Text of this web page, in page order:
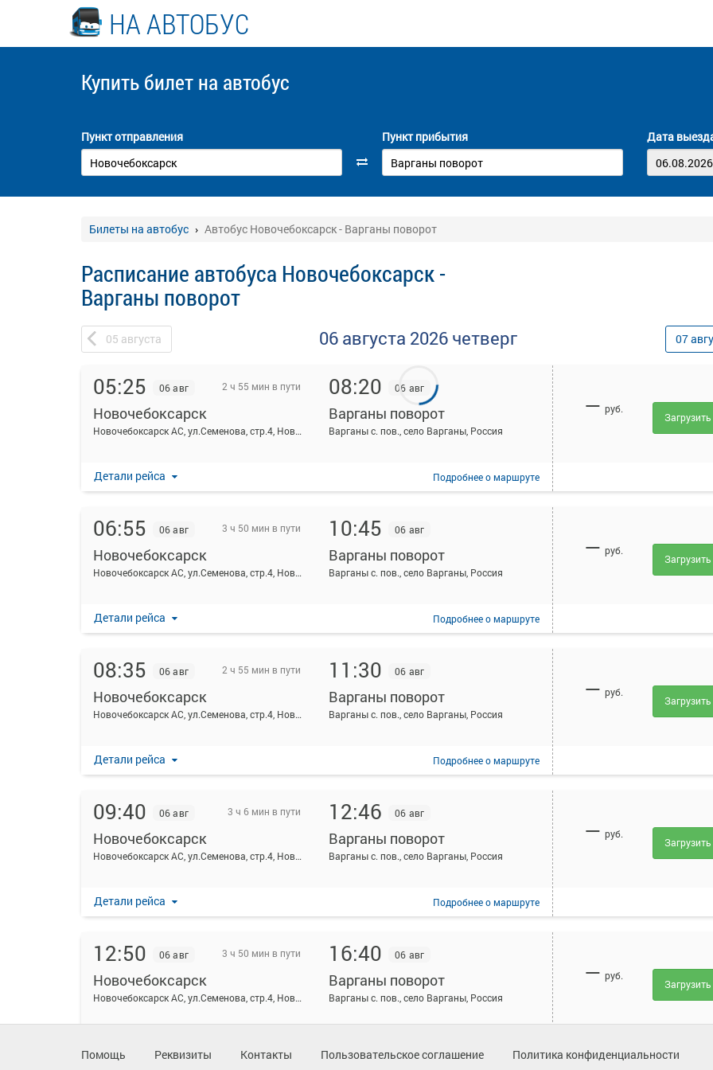
НА АВТОБУС
Купить билет на автобус
Пункт отправления Пункт прибытия Дата
Билеты на автобус Автобус Новочебоксарск - Варганы поворот
Расписание автобуса Новочебоксарск -
Варганы поворот
05 августа 06 августа 2026 четверг 07
05:25 06 авг 2 ч 55 мин в пути
Новочебоксарск
Новочебоксарск АС, ул.Семенова, стр.4, Новочебоксарск, Россия
08:20 06 авг
Варганы поворот
Варганы с. пов., село Варганы, Россия
Детали рейса Подробнеео маршруте
— руб.
06:55 06 авг 3 ч 50 мин в пути
Новочебоксарск
Новочебоксарск АС, ул.Семенова, стр.4, Новочебоксарск, Россия
10:45 06 авг
Варганы поворот
Варганы с. пов., село Варганы, Россия
Детали рейса Подробнеео маршруте
— руб.
08:35 06 авг 2 ч 55 мин в пути
Новочебоксарск
Новочебоксарск АС, ул.Семенова, стр.4, Новочебоксарск, Россия
11:30 06 авг
Варганы поворот
Варганы с. пов., село Варганы, Россия
Детали рейса Подробнеео маршруте
— руб.
09:40 06 авг 3 ч 6 мин в пути
Новочебоксарск
Новочебоксарск АС, ул.Семенова, стр.4, Новочебоксарск, Россия
12:46 06 авг
Варганы поворот
Варганы с. пов., село Варганы, Россия
Детали рейса Подробнеео маршруте
— руб.
12:50 06 авг 3 ч 50 мин в пути
Новочебоксарск
Новочебоксарск АС, ул.Семенова, стр.4, Новочебоксарск, Россия
16:40 06 авг
Варганы поворот
Варганы с. пов., село Варганы, Россия
— руб.
Помощь Реквизиты Контакты Пользовательское соглашение Политика конфиденциальности